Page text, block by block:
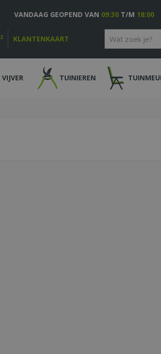
2 KLANTENKAART
VANDAAG GEOPEND VAN 09:30 T/M 18:00
VIJVER TUINIEREN